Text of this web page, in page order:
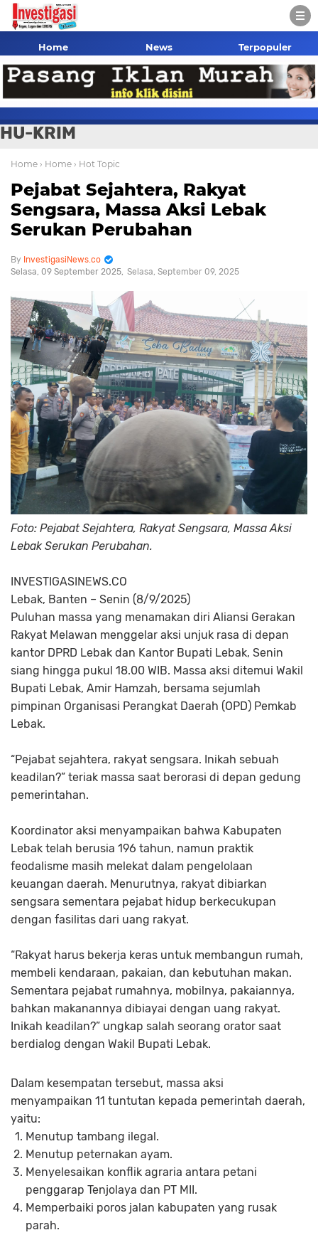
Home News Terpopuler
HU-KRIM
Home › Home › Hot Topic
Pejabat Sejahtera, Rakyat
Sengsara, Massa Aksi Lebak
Serukan Perubahan
InvestigasiNews.co
Selasa, 09 September 2025 Selasa, September 09, 2025
Foto: Pejabat Sejahtera, Rakyat Sengsara, Massa Aksi
Lebak Serukan Perubahan.
INVESTIGASINEWS.CO
Lebak, Banten – Senin (8/9/2025)
Puluhan massa yang menamakan diri Aliansi Gerakan
Rakyat Melawan menggelar aksi unjuk rasa di depan
kantor DPRD Lebak dan Kantor Bupati Lebak, Senin
siang hingga pukul 18.00 WIB. Massa aksi ditemui Wakil
Bupati Lebak, Amir Hamzah, bersama sejumlah
pimpinan Organisasi Perangkat Daerah (OPD) Pemkab
Lebak.
“Pejabat sejahtera, rakyat sengsara. Inikah sebuah
keadilan?” teriak massa saat berorasi di depan gedung
pemerintahan.
Koordinator aksi menyampaikan bahwa Kabupaten
Lebak telah berusia 196 tahun, namun praktik
feodalisme masih melekat dalam pengelolaan
keuangan daerah. Menurutnya, rakyat dibiarkan
sengsara sementara pejabat hidup berkecukupan
dengan fasilitas dari uang rakyat.
“Rakyat harus bekerja keras untuk membangun rumah,
membeli kendaraan, pakaian, dan kebutuhan makan.
Sementara pejabat rumahnya, mobilnya, pakaiannya,
bahkan makanannya dibiayai dengan uang rakyat.
Inikah keadilan?” ungkap salah seorang orator saat
berdialog dengan Wakil Bupati Lebak.
Dalam kesempatan tersebut, massa aksi
menyampaikan 11 tuntutan kepada pemerintah daerah,
yaitu:
Menutup tambang ilegal.
Menutup peternakan ayam.
Menyelesaikan konflik agraria antara petani
penggarap Tenjolaya dan PT MII.
Memperbaiki poros jalan kabupaten yang rusak
parah.